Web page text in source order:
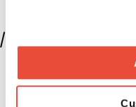
//PUBLIKATIONEN